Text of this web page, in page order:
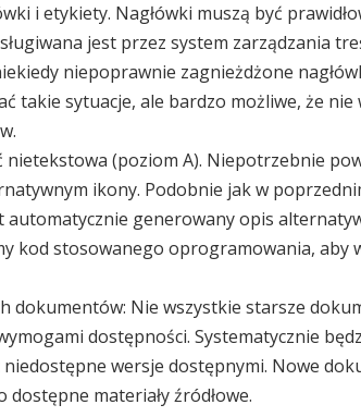
i etykiety. Nagłówki muszą być
jest przez system zarządzania
niepoprawnie zagnieżdżone
takie sytuacje, ale bardzo możliwe, że nie
nietekstowa (poziom A). Niepotrzebnie
ikony. Podobnie jak w
automatycznie generowany opis
kod stosowanego oprogramowania, aby
dokumentów: Nie wszystkie starsze
dostępności. Systematycznie
niedostępne wersje dostępnymi. Nowe
dostępne materiały źródłowe.